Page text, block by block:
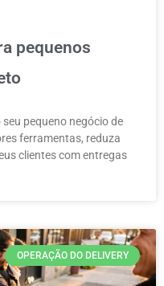
pequenos
pequeno negócio de
ferramentas, reduza
clientes com entregas
OPERAÇÃO DO DELIVERY